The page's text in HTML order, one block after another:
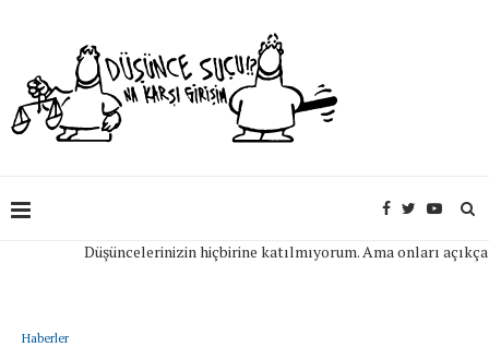
Düşüncelerinizin hiçbirine katılmıyorum. Ama onları açıkça
Haberler